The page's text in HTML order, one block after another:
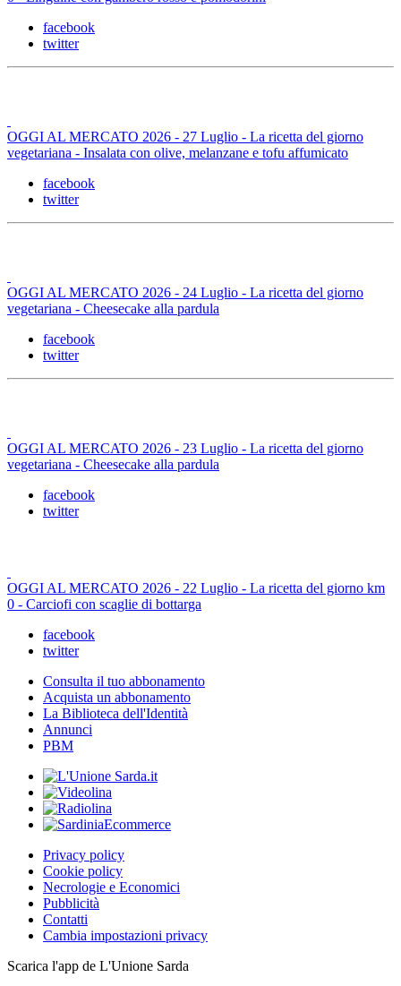
facebook
twitter
OGGI AL MERCATO 2026 - 27 Luglio - La ricetta del giorno
vegetariana - Insalata con olive, melanzane e tofu affumicato
facebook
twitter
OGGI AL MERCATO 2026 - 24 Luglio - La ricetta del giorno
vegetariana - Cheesecake alla pardula
facebook
twitter
OGGI AL MERCATO 2026 - 23 Luglio - La ricetta del giorno
vegetariana - Cheesecake alla pardula
facebook
twitter
OGGI AL MERCATO 2026 - 22 Luglio - La ricetta del giorno km
0 - Carciofi con scaglie di bottarga
facebook
twitter
Consulta il tuo abbonamento
Acquista un abbonamento
La Biblioteca dell'Identità
Annunci
PBM
Privacy policy
Cookie policy
Necrologie e Economici
Pubblicità
Contatti
Cambia impostazioni privacy
Scarica l'app de L'Unione Sarda